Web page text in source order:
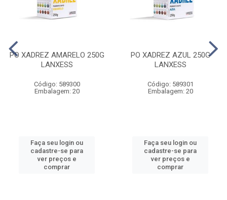
PO XADREZ AMARELO 250G
LANXESS
Código: 589300
Embalagem: 20
Faça seu login ou
cadastre-se para
ver preços e
comprar
PO XADREZ AZUL 250G
LANXESS
Código: 589301
Embalagem: 20
Faça seu login ou
cadastre-se para
ver preços e
comprar